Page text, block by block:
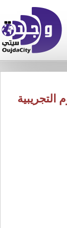
التجريبية